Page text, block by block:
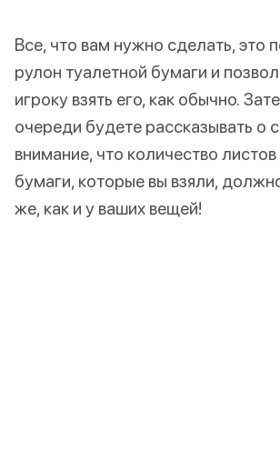
Все, что вам нужно сделать, это
рулон туалетной бумаги и
игроку взять его, как обычно.
очереди будете рассказывать о
внимание, что количество
бумаги, которые вы взяли,
же, как и у ваших вещей!